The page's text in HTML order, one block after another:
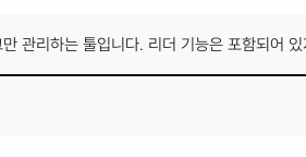
관리하는 툴입니다. 리더 기능은 포함되어